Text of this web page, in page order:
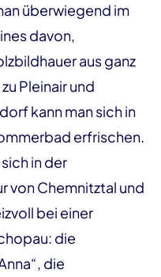
überwiegend im
davon,
aus ganz
Pleinair und
kann man sich in
erfrischen.
in der
von Chemnitztal und
bei einer
die
die